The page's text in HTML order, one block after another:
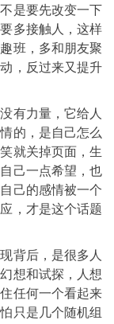
是要先改变一下
多接触人，这样
班，多和朋友聚
，反过来又提升
有力量，它给人
的，是自己怎么
就关掉页面，生
己一点希望，也
己的感情被一个
，才是这个话题
背后，是很多人
想和试探，人想
任何一个看起来
只是几个随机组